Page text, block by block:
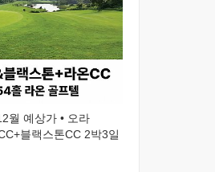
월 예상가 • 오라
블랙스톤CC 2박3일